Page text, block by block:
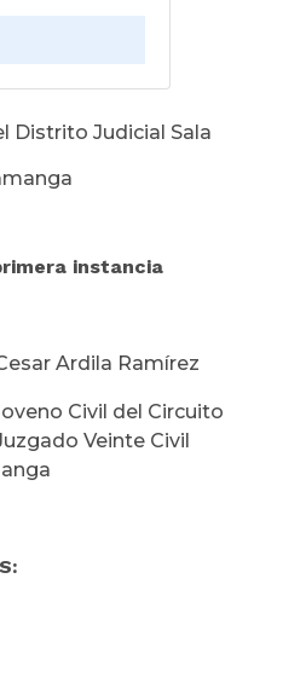
Distrito Judicial Sala
instancia
Ardila Ramírez
Civil del Circuito
Veinte Civil